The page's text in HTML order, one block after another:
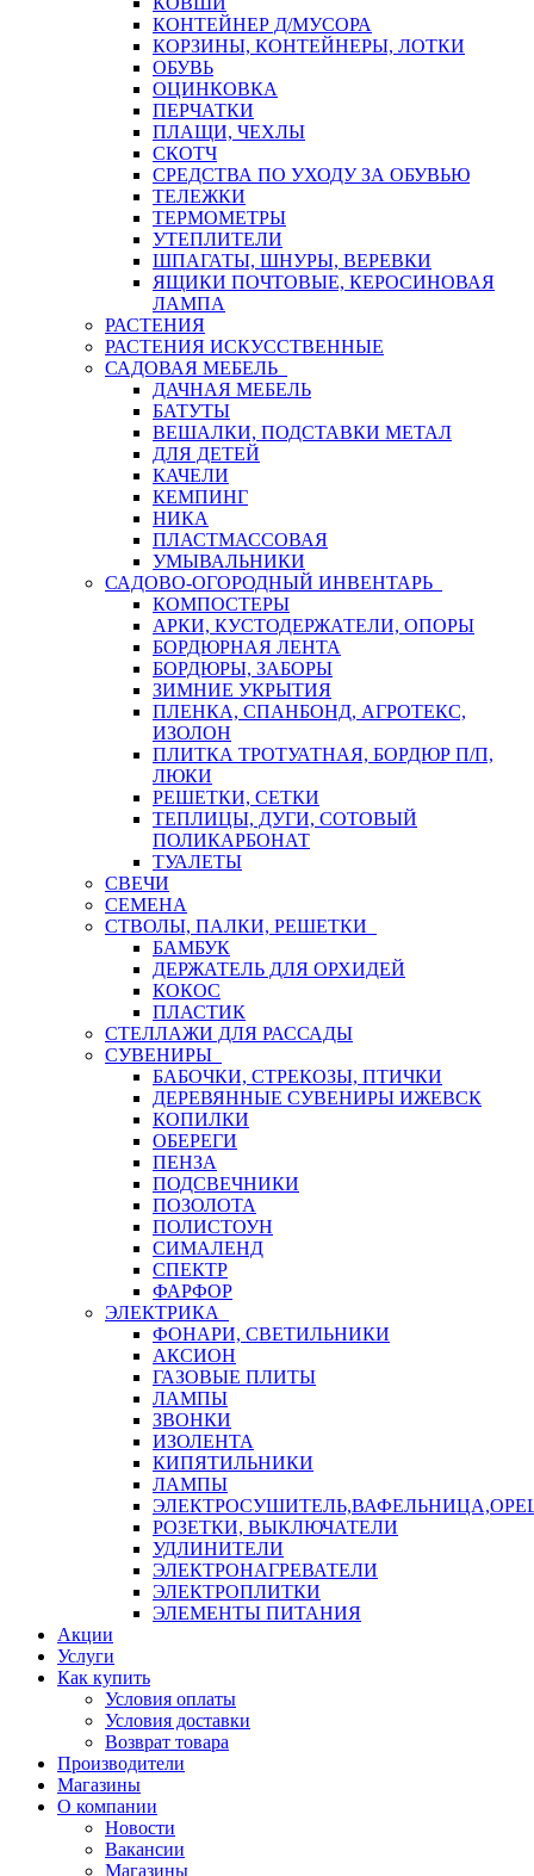
КОНТЕЙНЕР Д/МУСОРА
КОРЗИНЫ, КОНТЕЙНЕРЫ, ЛОТКИ
ОБУВЬ
ОЦИНКОВКА
ПЕРЧАТКИ
ПЛАЩИ, ЧЕХЛЫ
СКОТЧ
СРЕДСТВА ПО УХОДУ ЗА ОБУВЬЮ
ТЕЛЕЖКИ
ТЕРМОМЕТРЫ
УТЕПЛИТЕЛИ
ШПАГАТЫ, ШНУРЫ, ВЕРЕВКИ
ЯЩИКИ ПОЧТОВЫЕ, КЕРОСИНОВАЯ
ЛАМПА
РАСТЕНИЯ
РАСТЕНИЯ ИСКУССТВЕННЫЕ
САДОВАЯ МЕБЕЛЬ
ДАЧНАЯ МЕБЕЛЬ
БАТУТЫ
ВЕШАЛКИ, ПОДСТАВКИ МЕТАЛ
ДЛЯ ДЕТЕЙ
КАЧЕЛИ
КЕМПИНГ
НИКА
ПЛАСТМАССОВАЯ
УМЫВАЛЬНИКИ
САДОВО-ОГОРОДНЫЙ ИНВЕНТАРЬ
КОМПОСТЕРЫ
АРКИ, КУСТОДЕРЖАТЕЛИ, ОПОРЫ
БОРДЮРНАЯ ЛЕНТА
БОРДЮРЫ, ЗАБОРЫ
ЗИМНИЕ УКРЫТИЯ
ПЛЕНКА, СПАНБОНД, АГРОТЕКС,
ИЗОЛОН
ПЛИТКА ТРОТУАТНАЯ, БОРДЮР П/П,
ЛЮКИ
РЕШЕТКИ, СЕТКИ
ТЕПЛИЦЫ, ДУГИ, СОТОВЫЙ
ПОЛИКАРБОНАТ
ТУАЛЕТЫ
СВЕЧИ
СЕМЕНА
СТВОЛЫ, ПАЛКИ, РЕШЕТКИ
БАМБУК
ДЕРЖАТЕЛЬ ДЛЯ ОРХИДЕЙ
КОКОС
ПЛАСТИК
СТЕЛЛАЖИ ДЛЯ РАССАДЫ
СУВЕНИРЫ
БАБОЧКИ, СТРЕКОЗЫ, ПТИЧКИ
ДЕРЕВЯННЫЕ СУВЕНИРЫ ИЖЕВСК
КОПИЛКИ
ОБЕРЕГИ
ПЕНЗА
ПОДСВЕЧНИКИ
ПОЗОЛОТА
ПОЛИСТОУН
СИМАЛЕНД
СПЕКТР
ФАРФОР
ЭЛЕКТРИКА
ФОНАРИ, СВЕТИЛЬНИКИ
АКСИОН
ГАЗОВЫЕ ПЛИТЫ
ЛАМПЫ
ЗВОНКИ
ИЗОЛЕНТА
КИПЯТИЛЬНИКИ
ЛАМПЫ
РОЗЕТКИ, ВЫКЛЮЧАТЕЛИ
УДЛИНИТЕЛИ
ЭЛЕКТРОНАГРЕВАТЕЛИ
ЭЛЕКТРОПЛИТКИ
ЭЛЕМЕНТЫ ПИТАНИЯ
Акции
Услуги
Как купить
Условия оплаты
Условия доставки
Возврат товара
Производители
Магазины
О компании
Новости
Вакансии
Магазины